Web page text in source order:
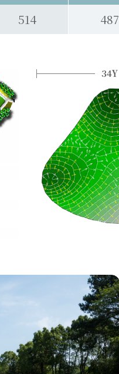
514 487